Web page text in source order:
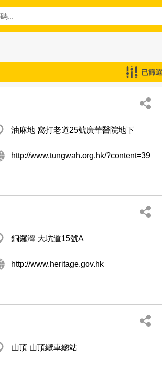
已篩選
油麻地 窩打老道25號廣華醫院地下
http://www.tungwah.org.hk/?content=39
銅鑼灣 大坑道15號A
http://www.heritage.gov.hk
山頂 山頂纜車總站